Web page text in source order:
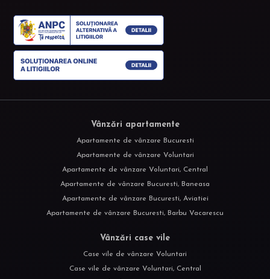
Vânzări apartamente
Apartamente de vânzare Bucuresti
Apartamente de vânzare Voluntari
Apartamente de vânzare Voluntari, Central
Apartamente de vânzare Bucuresti, Baneasa
Apartamente de vânzare Bucuresti, Aviatiei
Apartamente de vânzare Bucuresti, Barbu Vacarescu
Vânzări case vile
Case vile de vânzare Voluntari
Case vile de vânzare Voluntari, Central